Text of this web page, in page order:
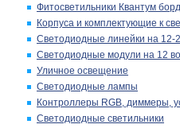
Фитосветильники Квантум
Корпуса и комплектующие к
Светодиодные линейки на 12-
Светодиодные модули на 12
Уличное освещение
Светодиодные лампы
Контроллеры RGB, диммеры,
Светодиодные светильники